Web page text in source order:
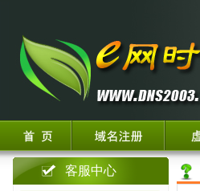
客服中心